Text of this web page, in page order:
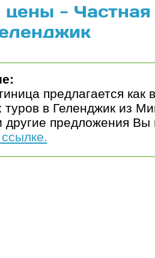
- Частная
предлагается
туров в Геленджик из
другие предложения